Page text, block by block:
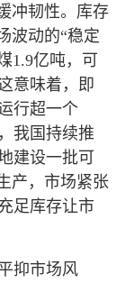
冲韧性。库存
波动的“稳定
1.9亿吨，可
意味着，即
行超一个
我国持续推
建设一批可
产，市场紧张
足库存让市
抑市场风